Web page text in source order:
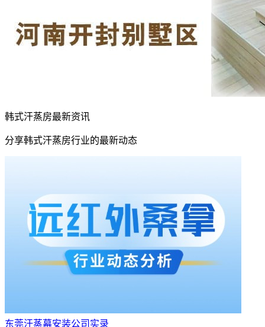
韩式汗蒸房最新资讯
分享韩式汗蒸房行业的最新动态
东莞汗蒸幕安装公司实录